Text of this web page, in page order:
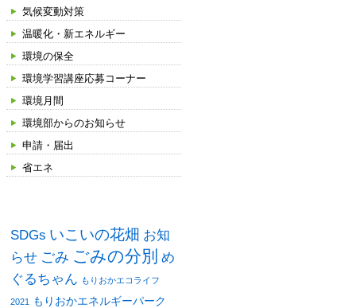
気候変動対策
温暖化・新エネルギー
環境の保全
環境学習講座応募コーナー
環境月間
環境部からのお知らせ
申請・届出
省エネ
SDGs いこいの花畑 お知
らせ ごみ ごみの分別 め
ぐるちゃん もりおかエコライフ
2021
もりおかエネルギーパーク